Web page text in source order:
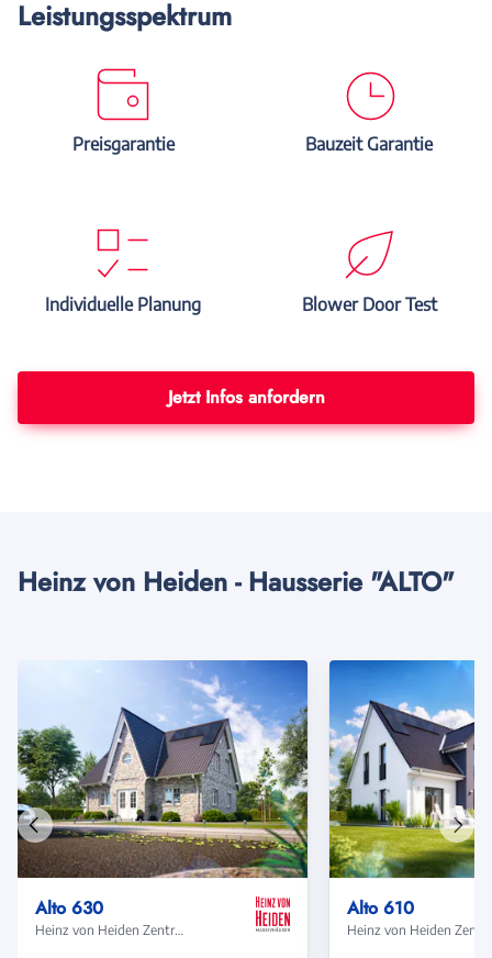
Leistungsspektrum
Preisgarantie Bauzeit Garantie
Individuelle Planung Blower Door Test
Jetzt Infos anfordern
Heinz von Heiden - Hausserie "ALTO"
Alto 630
Heinz von Heiden Zentrale
Alto 610
Vorheriges
Haus
Haus